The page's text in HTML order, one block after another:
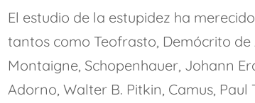
El estudio de la estupidez ha
tantos como Teofrasto, Demócrito
Montaigne, Schopenhauer, Johann
Adorno, Walter B. Pitkin, Camus,